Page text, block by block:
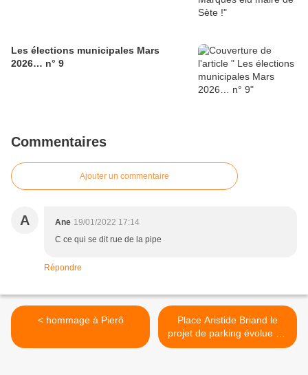
Les élections municipales Mars
2026… n° 9
Commentaires
Ajouter un commentaire
A Ane 19/01/2022 17:14
C ce qui se dit rue de la pipe
Répondre
< hommage à Pierô
Place Aristide Briand le
projet de parking évolue ….
>